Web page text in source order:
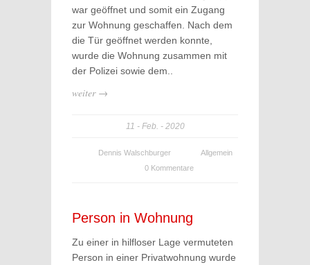
war geöffnet und somit ein Zugang
zur Wohnung geschaffen. Nach dem
die Tür geöffnet werden konnte,
wurde die Wohnung zusammen mit
der Polizei sowie dem..
weiter →
11 Feb. 2020
Dennis Walschburger
Allgemein
0 Kommentare
Person in Wohnung
Zu einer in hilfloser Lage vermuteten
Person in einer Privatwohnung wurde